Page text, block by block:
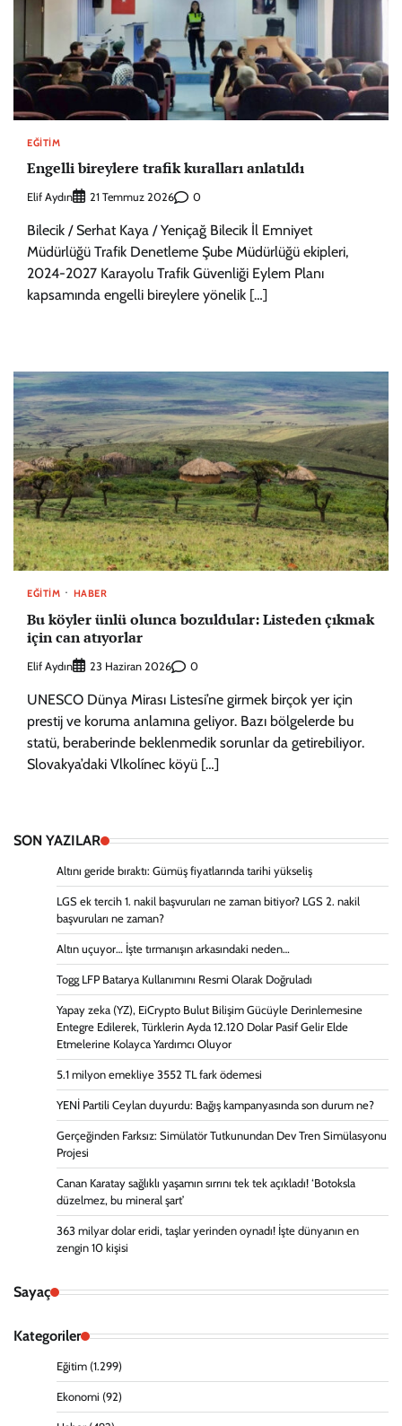
EĞITIM
Engelli bireylere trafik kuralları anlatıldı
Elif Aydın 21 Temmuz 2026 0
Bilecik / Serhat Kaya / Yeniçağ ‎‎Bilecik İl Emniyet
Müdürlüğü Trafik Denetleme Şube Müdürlüğü ekipleri,
2024-2027 Karayolu Trafik Güvenliği Eylem Planı
kapsamında engelli bireylere yönelik […]
EĞITIM HABER
Bu köyler ünlü olunca bozuldular: Listeden çıkmak
için can atıyorlar
Elif Aydın 23 Haziran 2026 0
UNESCO Dünya Mirası Listesi’ne girmek birçok yer için
prestij ve koruma anlamına geliyor. Bazı bölgelerde bu
statü, beraberinde beklenmedik sorunlar da getirebiliyor.
Slovakya’daki Vlkolínec köyü […]
SON YAZILAR
Altını geride bıraktı: Gümüş fiyatlarında tarihi yükseliş
LGS ek tercih 1. nakil başvuruları ne zaman bitiyor? LGS 2. nakil
başvuruları ne zaman?
Altın uçuyor… İşte tırmanışın arkasındaki neden…
Togg LFP Batarya Kullanımını Resmi Olarak Doğruladı
Yapay zeka (YZ), EiCrypto Bulut Bilişim Gücüyle Derinlemesine
Entegre Edilerek, Türklerin Ayda 12.120 Dolar Pasif Gelir Elde
Etmelerine Kolayca Yardımcı Oluyor
5.1 milyon emekliye 3552 TL fark ödemesi
YENİ Partili Ceylan duyurdu: Bağış kampanyasında son durum ne?
Gerçeğinden Farksız: Simülatör Tutkunundan Dev Tren Simülasyonu
Projesi
Canan Karatay sağlıklı yaşamın sırrını tek tek açıkladı! ‘Botoksla
düzelmez, bu mineral şart’
363 milyar dolar eridi, taşlar yerinden oynadı! İşte dünyanın en
zengin 10 kişisi
Sayaç
Kategoriler
Eğitim (1.299)
Ekonomi (92)